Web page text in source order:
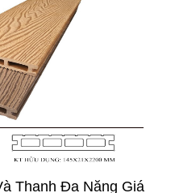
Thanh Đa Năng Giá